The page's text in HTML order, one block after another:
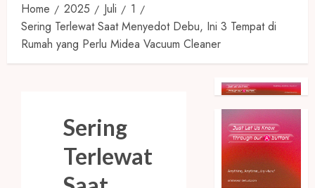
Home 2025 Juli
1
Sering Terlewat Saat Menyedot Debu, Ini 3 Tempat di
Rumah yang Perlu Midea Vacuum Cleaner
Sering
Terlewat